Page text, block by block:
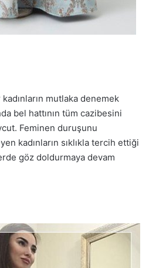
mutlaka denemek
bel hattının tüm cazibesini
Feminen duruşunu
kadınların sıklıkla tercih ettiği
göz doldurmaya devam